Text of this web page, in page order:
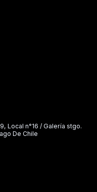
Local n°16 / Galería stgo.
De Chile